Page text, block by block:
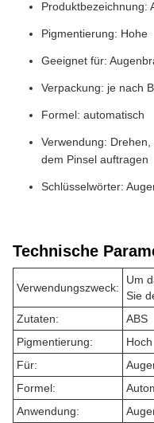
Produktbezeichnung:
Pigmentierung: Hohe
Geeignet für:
Verpackung: je nach
Formel: automatisch
Verwendung:
dem Pinsel auftragen
Schlüsselwörter:
Technische
Verwendungszweck:
Um
Sie
Zutaten:
ABS
Pigmentierung:
Hoch
Für:
Formel:
Anwendung: